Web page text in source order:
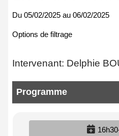
Du 05/02/2025 au 06/02/2025
Options de filtrage
Intervenant: Delphie
Programme